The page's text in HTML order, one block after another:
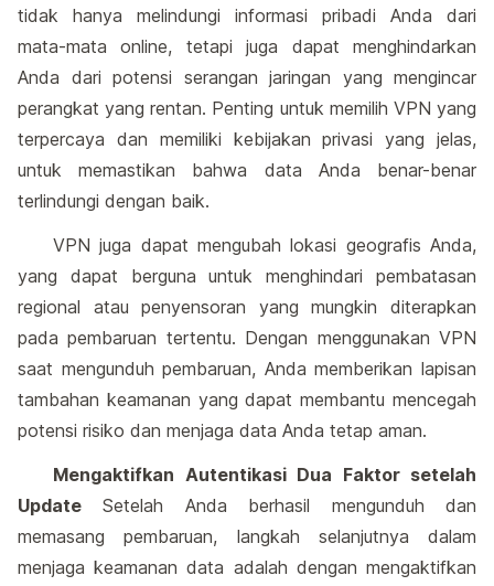
tidak hanya melindungi informasi pribadi Anda dari
mata-mata online, tetapi juga dapat menghindarkan
Anda dari potensi serangan jaringan yang mengincar
perangkat yang rentan. Penting untuk memilih VPN yang
terpercaya dan memiliki kebijakan privasi yang jelas,
untuk memastikan bahwa data Anda benar-benar
terlindungi dengan baik.
VPN juga dapat mengubah lokasi geografis Anda,
yang dapat berguna untuk menghindari pembatasan
regional atau penyensoran yang mungkin diterapkan
pada pembaruan tertentu. Dengan menggunakan VPN
saat mengunduh pembaruan, Anda memberikan lapisan
tambahan keamanan yang dapat membantu mencegah
potensi risiko dan menjaga data Anda tetap aman.
Mengaktifkan Autentikasi Dua Faktor setelah
Update Setelah Anda berhasil mengunduh dan
memasang pembaruan, langkah selanjutnya dalam
menjaga keamanan data adalah dengan mengaktifkan